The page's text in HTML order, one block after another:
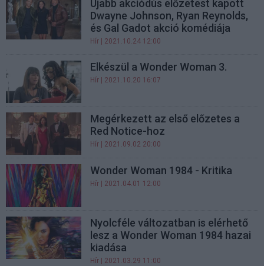
Újabb akciódús előzetest kapott
Dwayne Johnson, Ryan Reynolds,
és Gal Gadot akció komédiája
Hír | 2021.10.24 12:00
Elkészül a Wonder Woman 3.
Hír | 2021.10.20 16:07
Megérkezett az első előzetes a
Red Notice-hoz
Hír | 2021.09.02 20:00
Wonder Woman 1984 - Kritika
Hír | 2021.04.01 12:00
Nyolcféle változatban is elérhető
lesz a Wonder Woman 1984 hazai
kiadása
Hír | 2021.03.29 11:00